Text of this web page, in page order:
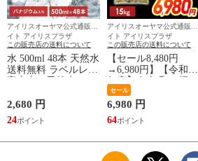
アイリスオーヤマ公式通販サ
イト アイリスプラザ
この販売店の送料について
水 500ml 48本 天然水
送料無料 ラベルレス
ミネラルウォーター
アイリス 富士山 新
生活 一人暮らし 備
2,680 円
24
アイリスオーヤマ公式通販サ
イト アイリスプラザ
この販売店の送料について
【セール8,480円
→6,980円】【令和7
ブレンド米 15kg 密
封新鮮パック 脱酸素
剤入り 米 お米 低温
製法米 アイリスオー
セール
6,980 円
64